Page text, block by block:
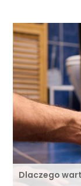
Dlaczego